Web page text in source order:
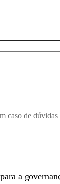
caso de dúvidas
a